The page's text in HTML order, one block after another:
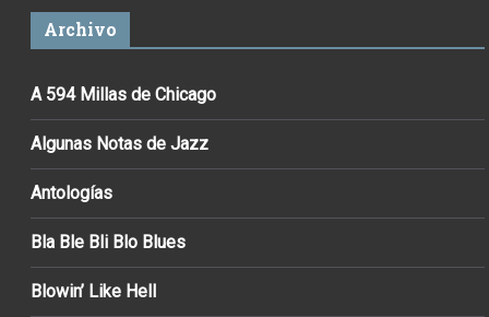
Archivo
A 594 Millas de Chicago
Algunas Notas de Jazz
Antologías
Bla Ble Bli Blo Blues
Blowin’ Like Hell